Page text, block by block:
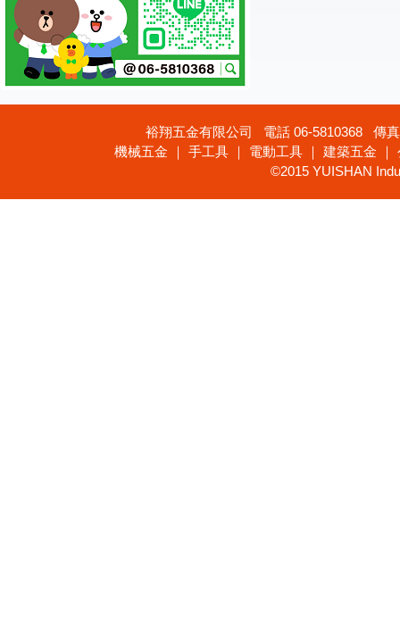
裕翔五金有限公司 電話 06-5810368 傳
機械五金 ｜ 手工具 ｜ 電動工具 ｜ 建築五金
©2015 YUISHAN